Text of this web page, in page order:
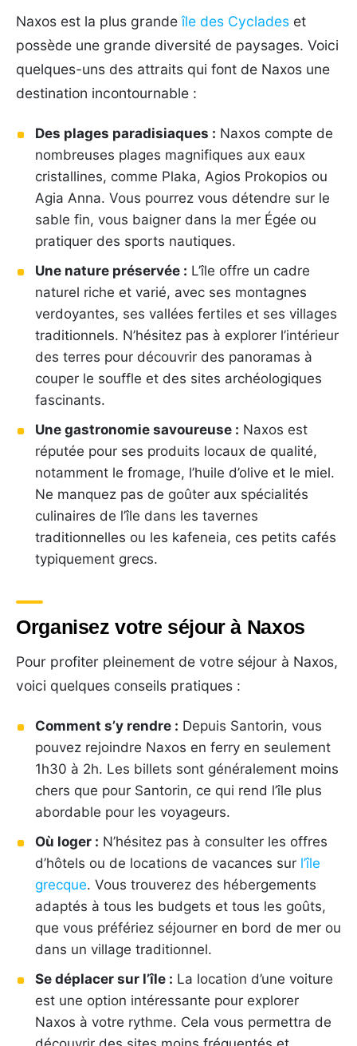
Naxos est la plus grandeîle des Cyclades et
possède une grande diversité de paysages. Voici
quelques-uns des attraits qui font de Naxos une
destination incontournable :
Des plages paradisiaques : Naxos compte de
nombreuses plages magnifiques aux eaux
cristallines, comme Plaka, Agios Prokopios ou
Agia Anna. Vous pourrez vous détendre sur le
sable fin, vous baigner dans la mer Égée ou
pratiquer des sports nautiques.
Une nature préservée : L’île offre un cadre
naturel riche et varié, avec ses montagnes
verdoyantes, ses vallées fertiles et ses villages
traditionnels. N’hésitez pas à explorer l’intérieur
des terres pour découvrir des panoramas à
couper le souffle et des sites archéologiques
fascinants.
Une gastronomie savoureuse : Naxos est
réputée pour ses produits locaux de qualité,
notamment le fromage, l’huile d’olive et le miel.
Ne manquez pas de goûter aux spécialités
culinaires de l’île dans les tavernes
traditionnelles ou les kafeneia, ces petits cafés
typiquement grecs.
Organisez votre séjour à Naxos
Pour profiter pleinement de votre séjour à Naxos,
voici quelques conseils pratiques :
Comment s’y rendre : Depuis Santorin, vous
pouvez rejoindre Naxos en ferry en seulement
1h30 à 2h. Les billets sont généralement moins
chers que pour Santorin, ce qui rend l’île plus
abordable pour les voyageurs.
Où loger : N’hésitez pas à consulter les offres
d’hôtels ou de locations de vacances sur l’île
grecque. Vous trouverez des hébergements
adaptés à tous les budgets et tous les goûts,
que vous préfériez séjourner en bord de mer ou
dans un village traditionnel.
Se déplacer sur l’île : La location d’une voiture
est une option intéressante pour explorer
Naxos à votre rythme. Cela vous permettra de